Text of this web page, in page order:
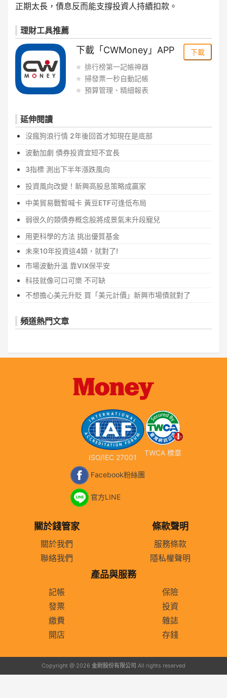
正期太長，債息反而能支撐投資人持續扣款。
理財工具推薦
下載「CWMoney」APP
排行榜第一記帳神器
掃發票一秒自動記帳
預算管理、精細報表
下載
延伸閱讀
沒瘋狗浪行情 2年後回首才知現在是底部
波動加劇 債券投資宜短不宜長
3指標 測出下半年漲跌風向
投資風向改變！新興高股息策略成贏家
中美貿易戰暫喊卡 黃豆ETF可逢低布局
弱很久的類債券概念股將成景氣末升段寵兒
用更科學的方法 挑出優質基金
未來10年投資這4類，就對了!
市場波動升溫 靠VIX保平安
科技就像可口可樂 不可缺
不想擔心美元升貶 買「美元計價」新興市場債就對了
頻道熱門文章
ISO/IEC 27001
TWCA 標章
Facebook粉絲團
官方LINE
關於錢管家
關於我們
聯絡我們
條款聲明
服務條款
隱私權聲明
產品與服務
記帳
發票
繳費
開店
保險
投資
雜誌
存錢
Copyright @ 2026 金尉股份有限公司 All rights reserved